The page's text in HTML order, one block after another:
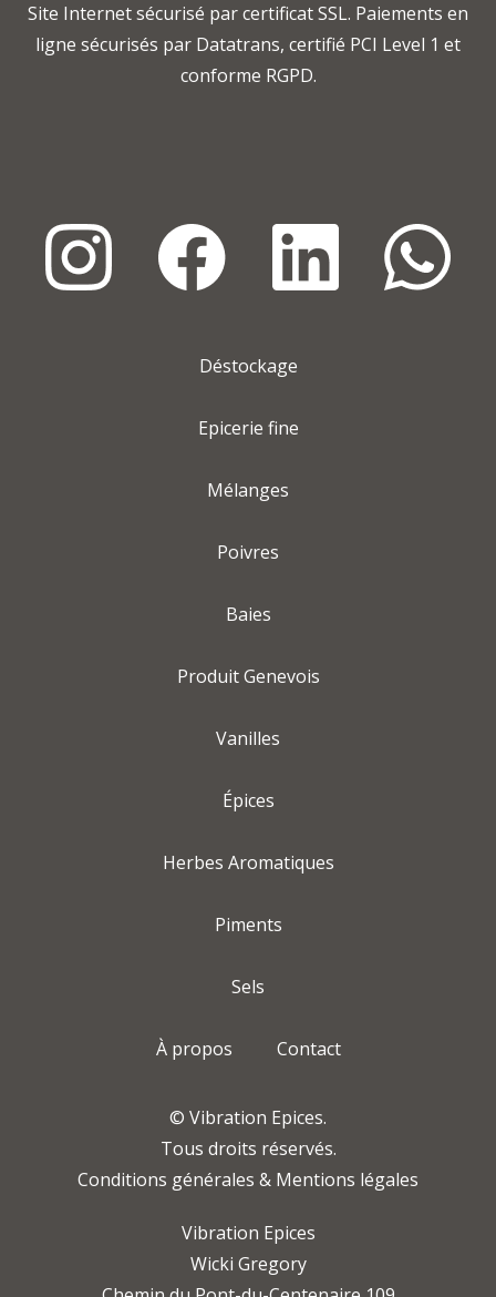
Site Internet sécurisé par certificat SSL. Paiements en
ligne sécurisés par Datatrans, certifié PCI Level 1 et
conforme RGPD.
Déstockage
Epicerie fine
Mélanges
Poivres
Baies
Produit Genevois
Vanilles
Épices
Herbes Aromatiques
Piments
Sels
À propos Contact
© Vibration Epices.
Tous droits réservés.
Conditions générales & Mentions légales
Vibration Epices
Wicki Gregory